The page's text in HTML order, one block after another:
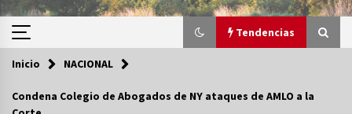
Tendencias
Tendencias
Inicio NACIONAL
Condena Colegio de Abogados de NY ataques de AMLO a la